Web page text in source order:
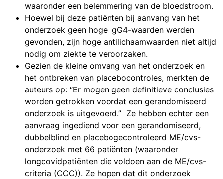
waaronder een belemmering van de bloedstroom.
Hoewel bij deze patiënten bij aanvang van het
onderzoek geen hoge IgG4-waarden werden
gevonden, zijn hoge antilichaamwaarden niet altijd
nodig om ziekte te veroorzaken.
Gezien de kleine omvang van het onderzoek en
het ontbreken van placebocontroles, merkten de
auteurs op: “Er mogen geen definitieve conclusies
worden getrokken voordat een gerandomiseerd
onderzoek is uitgevoerd.” Ze hebben echter een
aanvraag ingediend voor een gerandomiseerd,
dubbelblind en placebogecontroleerd ME/cvs-
onderzoek met 66 patiënten (waaronder
longcovidpatiënten die voldoen aan de ME/cvs-
criteria (CCC)). Ze hopen dat dit onderzoek